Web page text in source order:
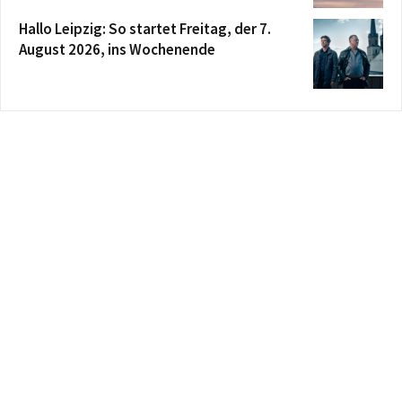
Hallo Leipzig: So startet Freitag, der 7.
August 2026, ins Wochenende